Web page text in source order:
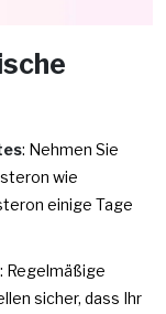
: Nehmen Sie
wie
einige Tage
: Regelmäßige
sicher, dass Ihr